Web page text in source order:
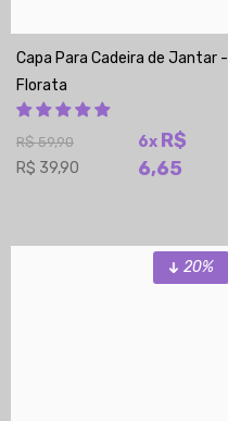
Capa Para Cadeira de Jantar -
Florata
R$ 59,90
R$ 39,90
6x R$
6,65
20%